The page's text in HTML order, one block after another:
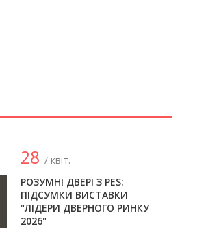
28/ квіт.
РОЗУМНІ ДВЕРІ З PES:
ПІДСУМКИ ВИСТАВКИ
"ЛІДЕРИ ДВЕРНОГО РИНКУ
2026"